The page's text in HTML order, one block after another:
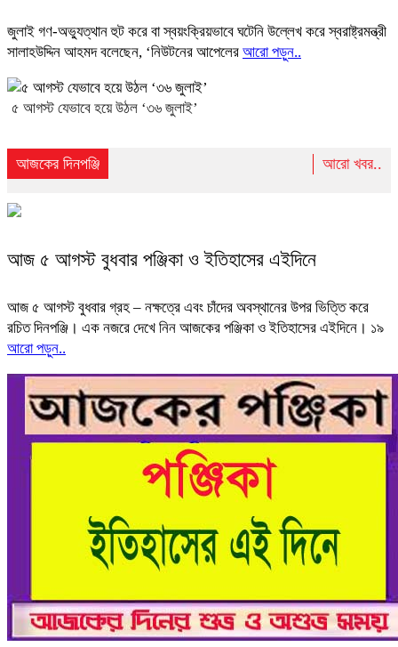
জুলাই গণ-অভ্যুত্থান হুট করে বা স্বয়ংক্রিয়ভাবে ঘটেনি উল্লেখ করে স্বরাষ্ট্রমন্ত্রী
সালাহউদ্দিন আহমদ বলেছেন, ‘নিউটনের আপেলের আরো পড়ুন..
৫ আগস্ট যেভাবে হয়ে উঠল ‘৩৬ জুলাই’
আজকের দিনপঞ্জি আরো খবর..
আজ ৫ আগস্ট বুধবার পঞ্জিকা ও ইতিহাসের এইদিনে
আজ ৫ আগস্ট বুধবার গ্রহ – নক্ষত্রে এবং চাঁদের অবস্থানের উপর ভিত্তি করে
রচিত দিনপঞ্জি। এক নজরে দেখে নিন আজকের পঞ্জিকা ও ইতিহাসের এইদিনে। ১৯
আরো পড়ুন..